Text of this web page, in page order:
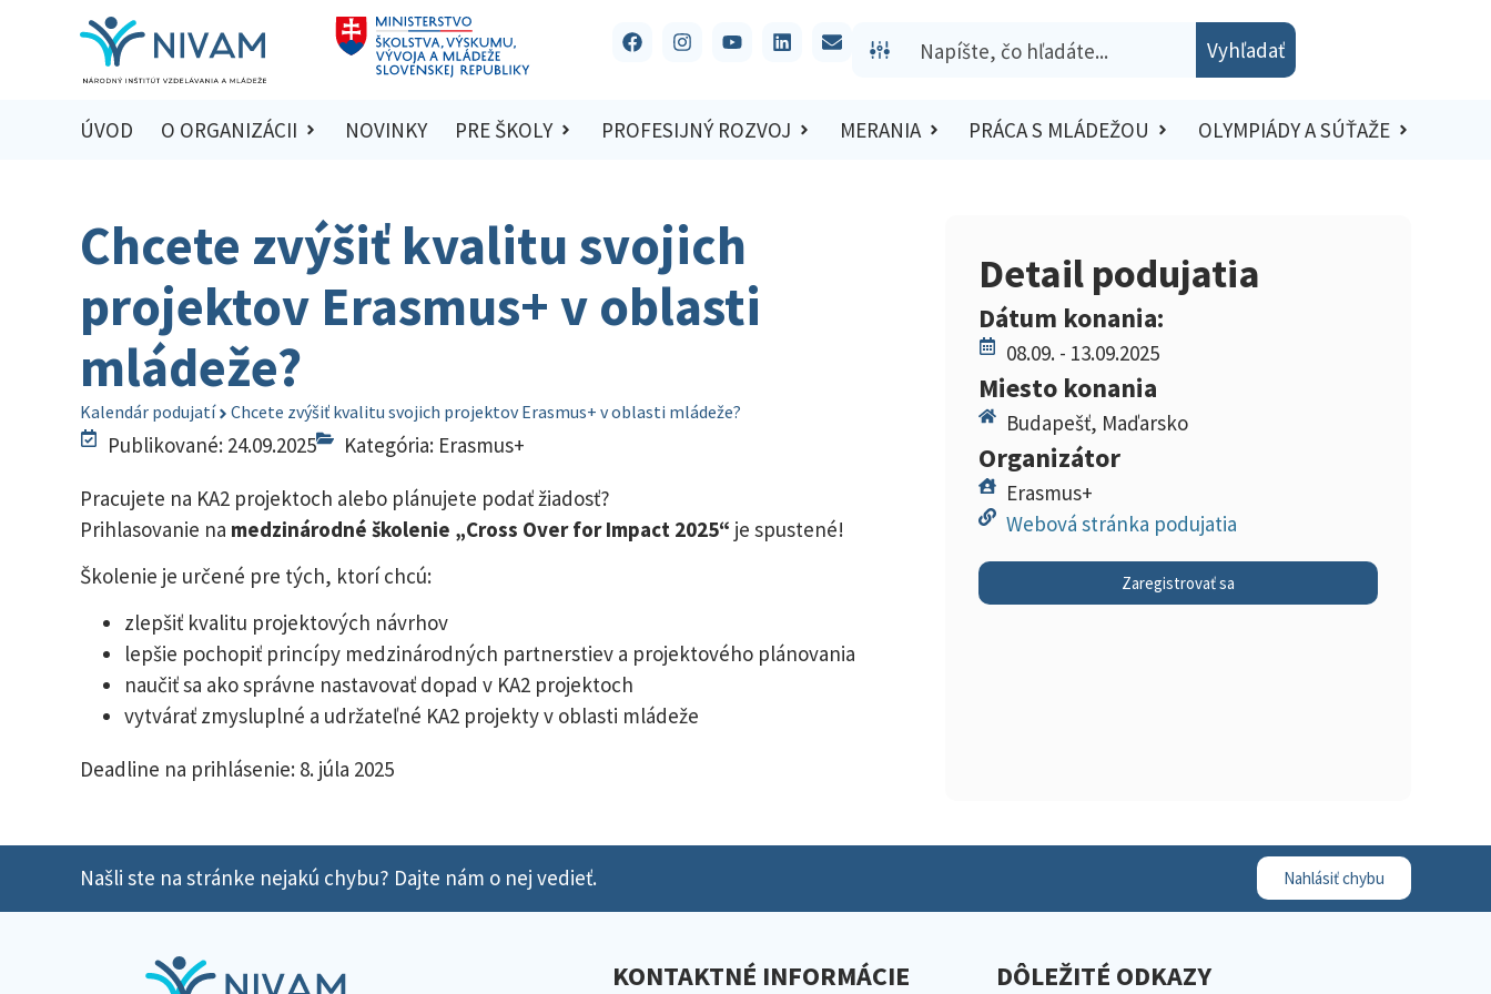
Vyhľadať
ÚVOD O ORGANIZÁCII NOVINKY PRE ŠKOLY PROFESIJNÝ ROZVOJ MERANIA PRÁCA S MLÁDEŽOU OLYMPIÁDY A SÚŤAŽE
Chcete zvýšiť kvalitu svojich
projektov Erasmus+ v oblasti
mládeže?
Kalendár podujatí Chcete zvýšiť kvalitu svojich projektov Erasmus+ v oblasti mládeže?
Publikované: 24.09.2025 Kategória: Erasmus+
Pracujete na KA2 projektoch alebo plánujete podať žiadosť?
Prihlasovanie na medzinárodné školenie „Cross Over for Impact 2025“ je spustené!
Školenie je určené pre tých, ktorí chcú:
zlepšiť kvalitu projektových návrhov
lepšie pochopiť princípy medzinárodných partnerstiev a projektového plánovania
naučiť sa ako správne nastavovať dopad v KA2 projektoch
vytvárať zmysluplné a udržateľné KA2 projekty v oblasti mládeže
Deadline na prihlásenie: 8. júla 2025
Detail podujatia
Dátum konania:
08.09. - 13.09.2025
Miesto konania
Budapešť, Maďarsko
Organizátor
Erasmus+
Webová stránka podujatia
Zaregistrovať sa
Našli ste na stránke nejakú chybu? Dajte nám o nej vedieť. Nahlásiť chybu
KONTAKTNÉ INFORMÁCIE DÔLEŽITÉ ODKAZY